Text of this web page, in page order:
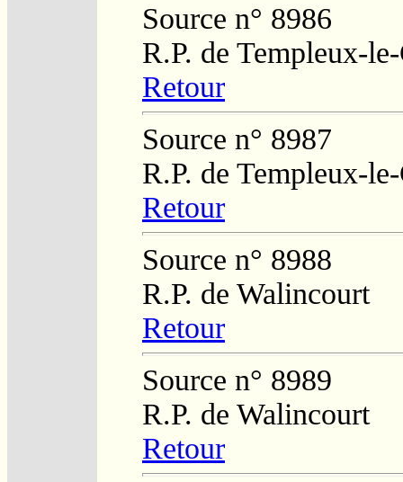
Source n° 8986
R.P. de Templeux-
Retour
Source n° 8987
R.P. de Templeux-
Retour
Source n° 8988
R.P. de Walincourt
Retour
Source n° 8989
R.P. de Walincourt
Retour